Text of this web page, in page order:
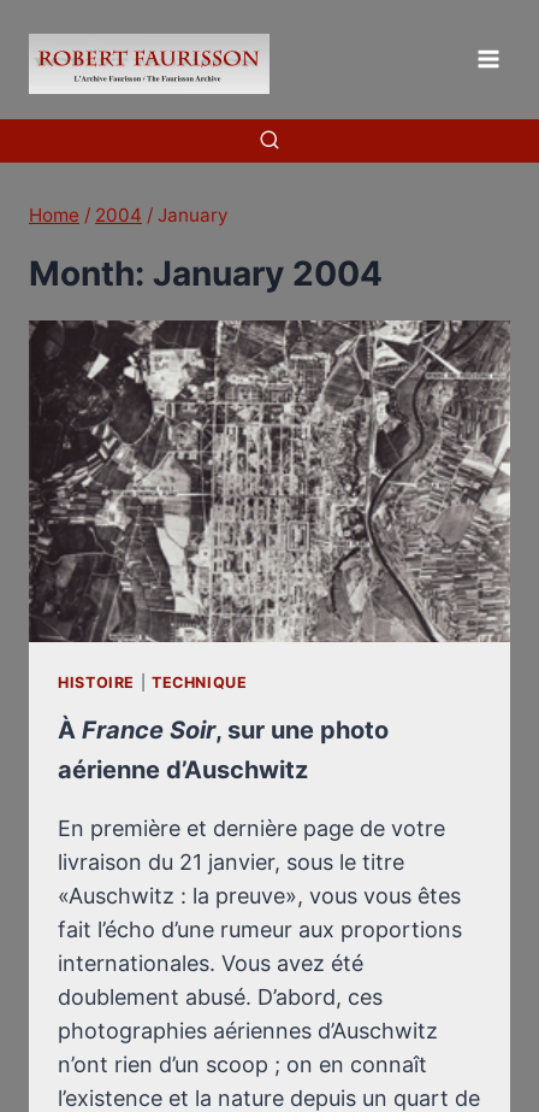
content
Home / 2004 / January
Month: January 2004
HISTOIRE TECHNIQUE
À France Soir, sur une photo
aérienne d’Auschwitz
En première et dernière page de votre
livraison du 21 janvier, sous le titre
«Auschwitz : la preuve», vous vous êtes
fait l’écho d’une rumeur aux proportions
internationales. Vous avez été
doublement abusé. D’abord, ces
photographies aériennes d’Auschwitz
n’ont rien d’un scoop ; on en connaît
l’existence et la nature depuis un quart de